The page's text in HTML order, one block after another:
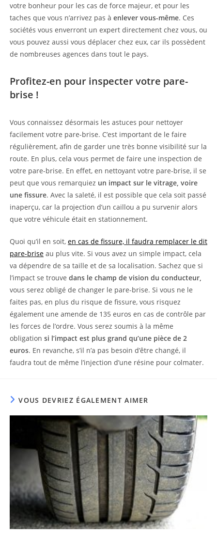
votre bonheur pour les cas de force majeur, et pour les
taches que vous n’arrivez pas à enlever vous-même. Ces
sociétés vous enverront un expert directement chez vous, ou
vous pouvez aussi vous déplacer chez eux, car ils possèdent
de nombreuses agences dans tout le pays.
Profitez-en pour inspecter votre pare-
brise !
Vous connaissez désormais les astuces pour nettoyer
facilement votre pare-brise. C’est important de le faire
régulièrement, afin de garder une très bonne visibilité sur la
route. En plus, cela vous permet de faire une inspection de
votre pare-brise. En effet, en nettoyant votre pare-brise, il se
peut que vous remarquiez un impact sur le vitrage, voire
une fissure. Avec la saleté, il est possible que cela soit passé
inaperçu, car la projection d’un caillou a pu survenir alors
que votre véhicule était en stationnement.
Quoi qu’il en soit, en cas de fissure, il faudra remplacer le dit
pare-brise au plus vite. Si vous avez un simple impact, cela
va dépendre de sa taille et de sa localisation. Sachez que si
l’impact se trouve dans le champ de vision du conducteur,
vous serez obligé de changer le pare-brise. Si vous ne le
faites pas, en plus du risque de fissure, vous risquez
également une amende de 135 euros en cas de contrôle par
les forces de l’ordre. Vous serez soumis à la même
obligation si l’impact est plus grand qu’une pièce de 2
euros. En revanche, s’il n’a pas besoin d’être changé, il
faudra tout de même l’injection d’une résine pour colmater.
VOUS DEVRIEZ ÉGALEMENT AIMER